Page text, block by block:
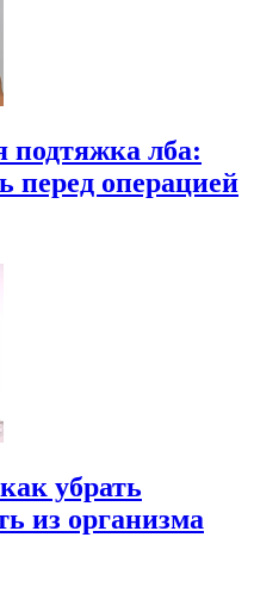
подтяжка лба:
перед операцией
убрать
из организма